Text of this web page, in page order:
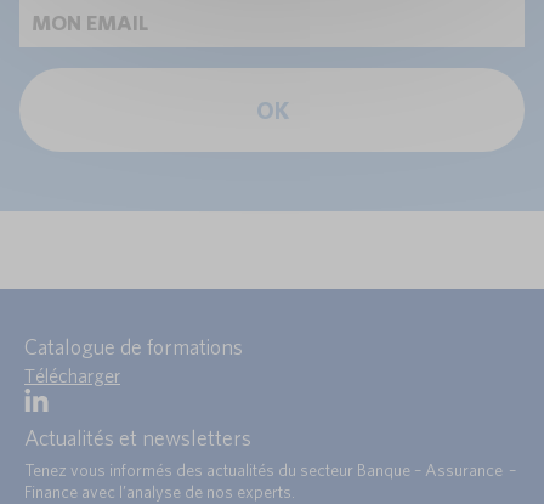
OK
Catalogue de formations
Télécharger
Actualités et newsletters
Tenez vous informés des actualités du secteur Banque – Assurance –
Finance avec l’analyse de nos experts.